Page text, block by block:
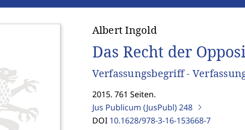
Albert Ingold
Das Recht der
Verfassungsbegriff -
2015. 761 Seiten.
Jus Publicum (JusPubl)248
DOI 10.1628/978-3-16-153668-7